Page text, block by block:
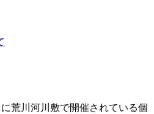
荒川河川敷で開催されている個